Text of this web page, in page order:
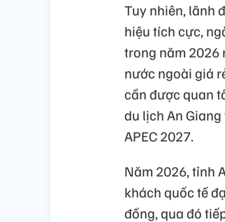
Tuy nhiên, lãnh
hiệu tích cực,
trong năm 2026
nước ngoài giá
cần được quan
du lịch An
APEC 2027.
Năm 2026, tỉnh
khách quốc tế
đồng, qua đó